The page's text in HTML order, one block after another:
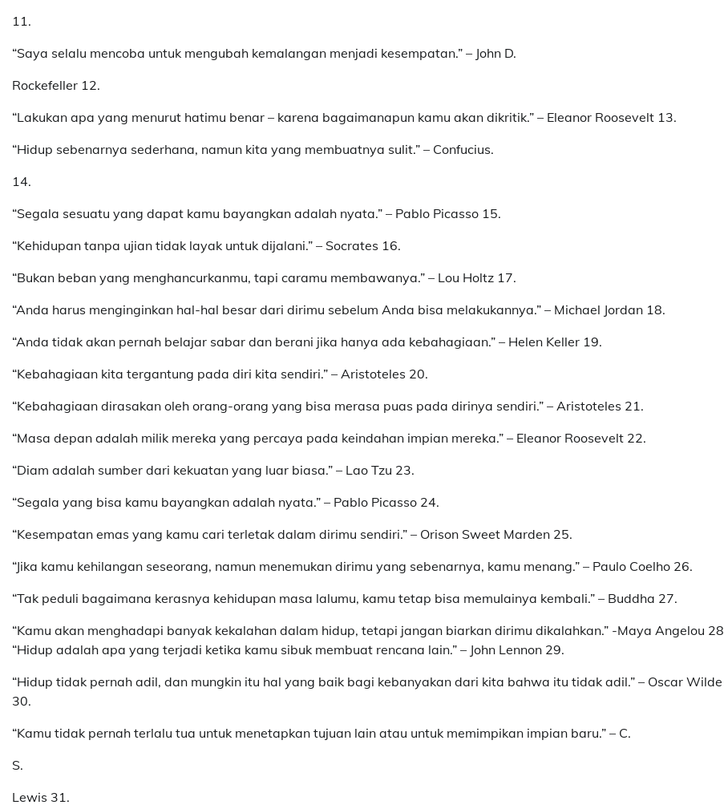
11.
“Saya selalu mencoba untuk mengubah kemalangan menjadi kesempatan.” – John D.
Rockefeller 12.
“Lakukan apa yang menurut hatimu benar – karena bagaimanapun kamu akan dikritik.” – Eleanor Roosevelt 13.
“Hidup sebenarnya sederhana, namun kita yang membuatnya sulit.” – Confucius.
14.
“Segala sesuatu yang dapat kamu bayangkan adalah nyata.” – Pablo Picasso 15.
“Kehidupan tanpa ujian tidak layak untuk dijalani.” – Socrates 16.
“Bukan beban yang menghancurkanmu, tapi caramu membawanya.” – Lou Holtz 17.
“Anda harus menginginkan hal-hal besar dari dirimu sebelum Anda bisa melakukannya.” – Michael Jordan 18.
“Anda tidak akan pernah belajar sabar dan berani jika hanya ada kebahagiaan.” – Helen Keller 19.
“Kebahagiaan kita tergantung pada diri kita sendiri.” – Aristoteles 20.
“Kebahagiaan dirasakan oleh orang-orang yang bisa merasa puas pada dirinya sendiri.” – Aristoteles 21.
“Masa depan adalah milik mereka yang percaya pada keindahan impian mereka.” – Eleanor Roosevelt 22.
“Diam adalah sumber dari kekuatan yang luar biasa.” – Lao Tzu 23.
“Segala yang bisa kamu bayangkan adalah nyata.” – Pablo Picasso 24.
“Kesempatan emas yang kamu cari terletak dalam dirimu sendiri.” – Orison Sweet Marden 25.
“Jika kamu kehilangan seseorang, namun menemukan dirimu yang sebenarnya, kamu menang.” – Paulo Coelho 26.
“Tak peduli bagaimana kerasnya kehidupan masa lalumu, kamu tetap bisa memulainya kembali.” – Buddha 27.
“Kamu akan menghadapi banyak kekalahan dalam hidup, tetapi jangan biarkan dirimu dikalahkan.” -Maya Angelou 28
“Hidup adalah apa yang terjadi ketika kamu sibuk membuat rencana lain.” – John Lennon 29.
“Hidup tidak pernah adil, dan mungkin itu hal yang baik bagi kebanyakan dari kita bahwa itu tidak adil.” – Oscar Wilde
30.
“Kamu tidak pernah terlalu tua untuk menetapkan tujuan lain atau untuk memimpikan impian baru.” – C.
S.
Lewis 31.